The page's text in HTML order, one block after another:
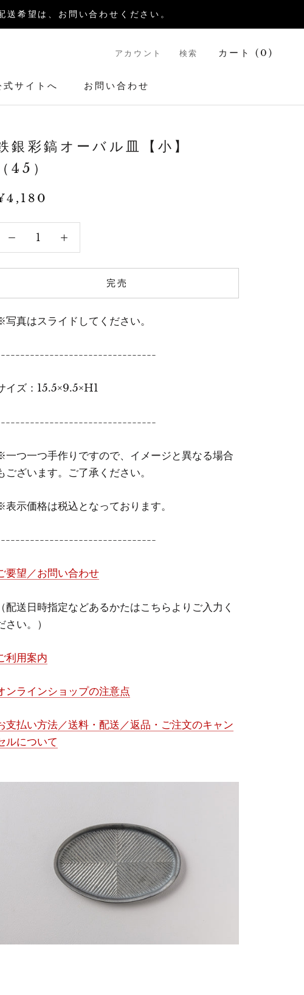
希望は、お問い合わせください。
式サイトへ
お問い合わせ
アカウント 検索 カート ( 0 )
銀彩鎬オーバル皿【小】
（45）
完売
写真はスライドしてください。
イズ：15.5×9.5×H1
一つ一つ手作りですので、イメージと異なる場合
ございます。ご了承ください。
表示価格は税込となっております。
要望／お問い合わせ
（配送日時指定などあるかたはこちらよりご入力く
さい。）
利用案内
ンラインショップの注意点
支払い方法／送料・配送／返品・ご注文のキャン
ルについて